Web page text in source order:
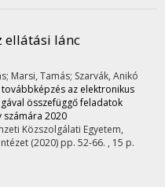
ellátási lánc
Marsi, Tamás; Szarvák, Anikó
továbbképzés az elektronikus
összefüggő feladatok
számára 2020
Közszolgálati Egyetem,
(2020) pp. 52-66. , 15 p.